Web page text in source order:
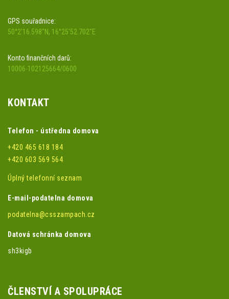
GPS souřadnice:
50°2'16.598"N, 16°25'52.702"E
Konto finančních darů:
10006-102125664/0600
KONTAKT
Telefon - ústředna domova
+420 465 618 184
+420 603 569 564
Úplný telefonní seznam
E-mail-podatelna domova
podatelna@csszampach.cz
Datová schránka domova
sh3kigb
ČLENSTVÍ A SPOLUPRÁCE